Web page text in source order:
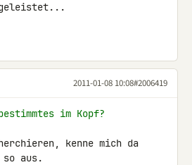
geleistet...
2011-01-08 10:08#2006419
im Kopf?
kenne mich da
aus.